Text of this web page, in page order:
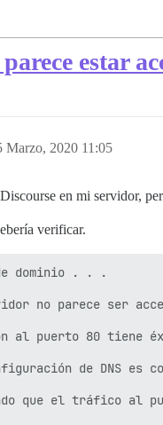
estar
Marzo, 2020 11:05
en mi servidor,
verificar.
dominio . . .
no parece ser
al puerto 80 tiene
de DNS es
que el tráfico al